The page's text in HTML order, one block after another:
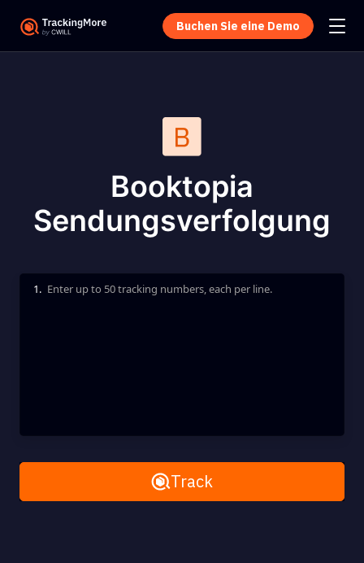
Buchen Sie eine Demo
Booktopia
Sendungsverfolgung
Enter up to 50 tracking numbers, each per line.
1.
Remove AllTrack